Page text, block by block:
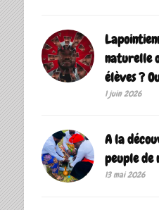
naturelle
élèves ?
1 juin 2026
A la
peuple de
13 mai 2026